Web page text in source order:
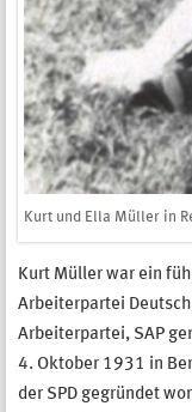
Kurt und Ella Müller in
Kurt Müller war ein
Arbeiterpartei
Arbeiterpartei, SAP
4. Oktober 1931 in
der SPD gegründet